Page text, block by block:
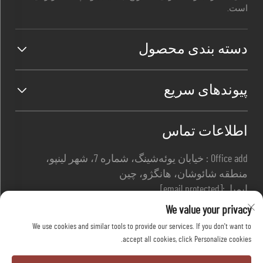
است.
دسته بندی محصول
پیوندهای سریع
اطلاعات تماس
Office add : خیابان یوئه‌شینگ، شماره 7، شهر لینپو،
منطقه شائوشان، هانگژو، چین
ایمیل:[email protected]
تماس: +86-13967169961
We value your privacy
We use cookies and similar tools to provide our services. If you don't want to
accept all cookies, click Personalize cookies.